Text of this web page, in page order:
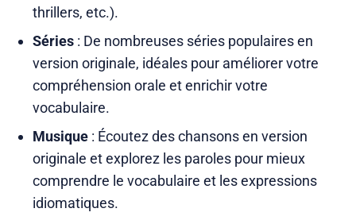
thrillers, etc.).
Séries: De nombreuses séries populaires en
version originale, idéales pour améliorer votre
compréhension orale et enrichir votre
vocabulaire.
Musique: Écoutez des chansons en version
originale et explorez les paroles pour mieux
comprendre le vocabulaire et les expressions
idiomatiques.